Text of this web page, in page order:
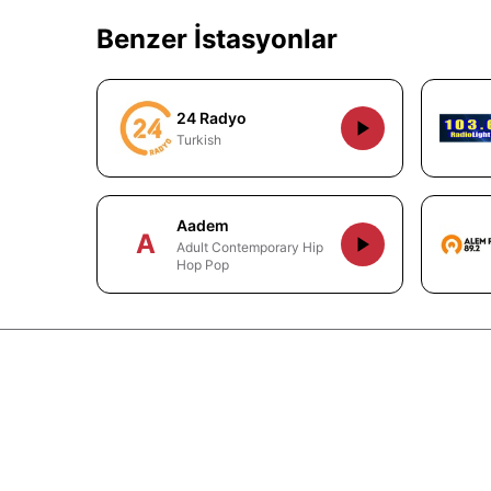
Benzer İstasyonlar
24 Radyo
Turkish
A
Aadem
Adult Contemporary Hip
Hop Pop